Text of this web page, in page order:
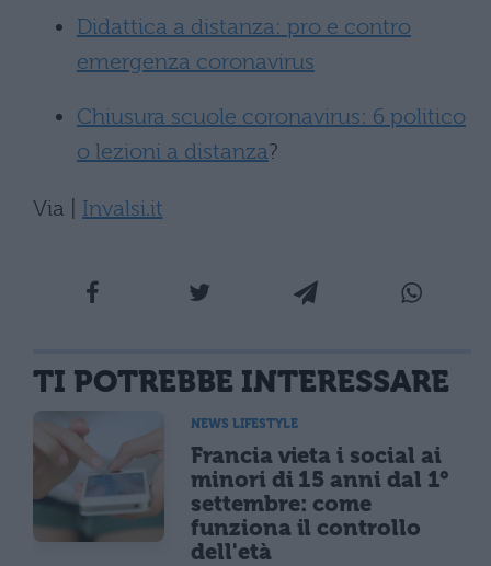
Didattica a distanza: pro e contro
emergenza coronavirus
Chiusura scuole coronavirus: 6 politico
o lezioni a distanza?
Via | Invalsi.it
TI POTREBBE INTERESSARE
NEWS LIFESTYLE
Francia vieta i social ai
minori di 15 anni dal 1°
settembre: come
funziona il controllo
dell'età